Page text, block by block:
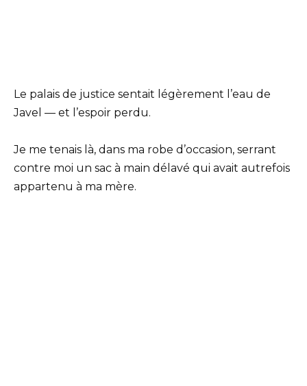
Le palais de justice sentait légèrement l’eau de
Javel — et l’espoir perdu.
Je me tenais là, dans ma robe d’occasion, serrant
contre moi un sac à main délavé qui avait autrefois
appartenu à ma mère.